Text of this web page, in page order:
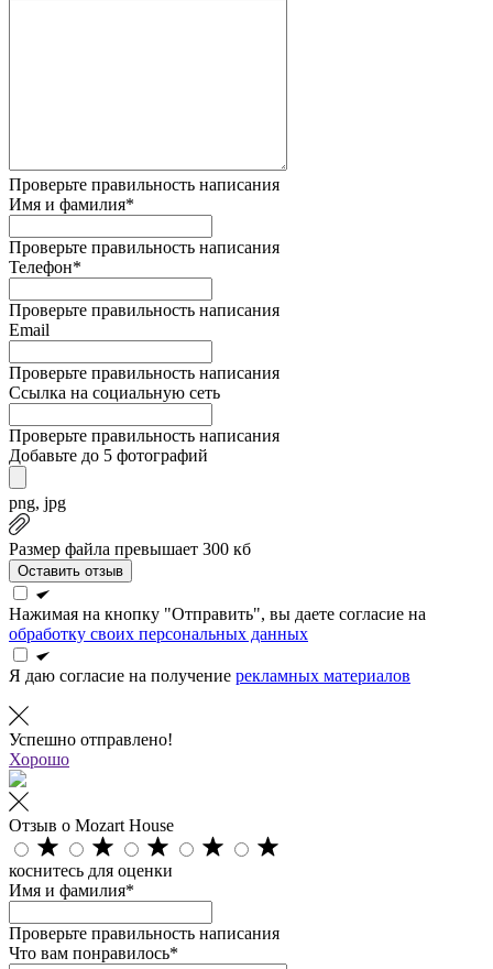
Проверьте правильность написания
Имя и фамилия*
Проверьте правильность написания
Телефон*
Проверьте правильность написания
Email
Проверьте правильность написания
Ссылка на социальную сеть
Проверьте правильность написания
Добавьте до 5 фотографий
png, jpg
Размер файла превышает 300 кб
Оставить отзыв
Нажимая на кнопку "Отправить", вы даете согласие на
обработку своих персональных данных
Я даю согласие на получение рекламных материалов
Успешно отправлено!
Хорошо
Отзыв о Mozart House
коснитесь для оценки
Имя и фамилия*
Проверьте правильность написания
Что вам понравилось*